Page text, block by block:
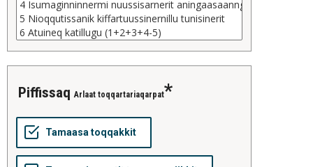
piffissaq Arlaat toqqartariaqarpat